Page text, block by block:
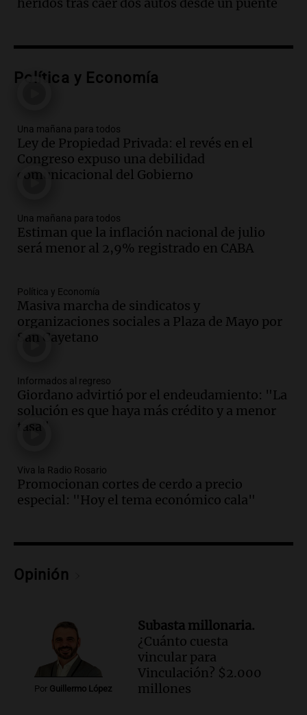
La historia de la servilleta que
contrato de Leo con Barcelona
Episodios
Una mañana para todos
Episodios
Audio.El orgullo y el sueño argentino de
Una mañana para todos
Episodios
El abuelo de Agostina Vega, tras
todos tenían algo que ver"
Una mañana para todos
Episodios
Audio.Una nutricionista derribó el mito
conviene priorizar
Una mañana para todos
Episodios
Episodios
Audio. Mateo, a los 25 años, lucha
para poder seguir viviend
Episodios
en CABA
Una mañana para todos
Episodios
Audio.
Altas Cumbres: rescataron a una
cabra que llevaba ocho días atrapada en
heridos tras caer dos autos desde un puente
Política y Economía
Una mañana para todos
Ley de Propiedad Privada: el revés en el
Congreso expuso una debilidad
comunicacional del Gobierno
Una mañana para todos
Estiman que la inflación nacional de julio
será menor al 2,9% registrado en CABA
Política y Economía
Masiva marcha de sindicatos y
organizaciones sociales a Plaza de Mayo por
San Cayetano
Informados al regreso
Giordano advirtió por el endeudamiento: "La
solución es que haya más crédito y a menor
tasa"
Viva la Radio Rosario
Promocionan cortes de cerdo a precio
especial: "Hoy el tema económico cala"
Opinión
Por Guillermo López
Subasta millonaria.
¿Cuánto cuesta
vincular para
Vinculación? $2.000
millones